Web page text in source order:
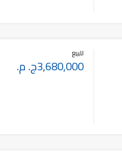
للبيع
3,680,000ج. م.